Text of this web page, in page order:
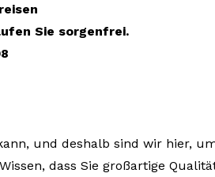
Sie sorgenfrei.
und deshalb sind wir hier,
dass Sie großartige